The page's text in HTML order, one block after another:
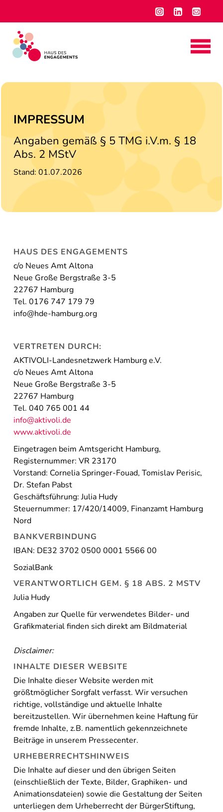
IMPRESSUM
Angaben gemäß § 5 TMG i.V.m. § 18
Abs. 2 MStV
Stand: 01.07.2026
HAUS DES ENGAGEMENTS
c/o Neues Amt Altona
Neue Große Bergstraße 3-5
22767 Hamburg
Tel. 0176 747 179 79
info@hde-hamburg.org
VERTRETEN DURCH:
AKTIVOLI-Landesnetzwerk Hamburg e.V.
c/o Neues Amt Altona
Neue Große Bergstraße 3-5
22767 Hamburg
Tel. 040 765 001 44
info@aktivoli.de
www.aktivoli.de
Eingetragen beim Amtsgericht Hamburg,
Registernummer: VR 23170
Vorstand: Cornelia Springer-Fouad, Tomislav Perisic,
Dr. Stefan Pabst
Geschäftsführung: Julia Hudy
Steuernummer: 17/420/14009, Finanzamt Hamburg
Nord
BANKVERBINDUNG
IBAN: DE32 3702 0500 0001 5566 00
SozialBank
VERANTWORTLICH GEM. § 18 ABS. 2 MSTV
Julia Hudy
Angaben zur Quelle für verwendetes Bilder- und
Grafikmaterial finden sich direkt am Bildmaterial
Disclaimer:
INHALTE DIESER WEBSITE
Die Inhalte dieser Website werden mit
größtmöglicher Sorgfalt verfasst. Wir versuchen
richtige, vollständige und aktuelle Inhalte
bereitzustellen. Wir übernehmen keine Haftung für
fremde Inhalte, z.B. namentlich gekennzeichnete
Beiträge in unserem Pressecenter.
URHEBERRECHTSHINWEIS
Die Inhalte auf dieser und den übrigen Seiten
(einschließlich der Texte, Bilder, Graphiken- und
Animationsdateien) sowie die Gestaltung der Seiten
unterliegen dem Urheberrecht der BürgerStiftung,